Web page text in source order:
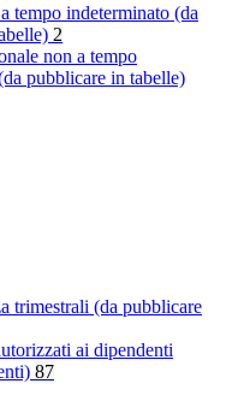
tempo indeterminato (da
2
non a tempo
pubblicare in tabelle)
trimestrali (da pubblicare
ai dipendenti
87